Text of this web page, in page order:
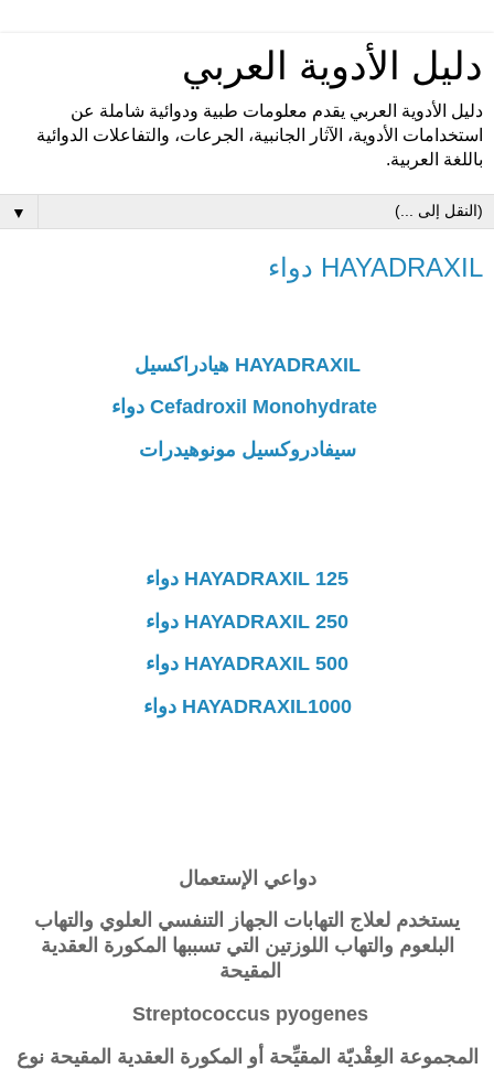
دليل الأدوية العربي
دليل الأدوية العربي يقدم معلومات طبية ودوائية شاملة عن
استخدامات الأدوية، الآثار الجانبية، الجرعات، والتفاعلات الدوائية
باللغة العربية.
▼
HAYADRAXIL دواء
HAYADRAXIL هيادراكسيل
Cefadroxil Monohydrate دواء
سيفادروكسيل مونوهيدرات
HAYADRAXIL 125 دواء
HAYADRAXIL 250 دواء
HAYADRAXIL 500 دواء
HAYADRAXIL1000 دواء
دواعي الإستعمال
يستخدم لعلاج التهابات الجهاز التنفسي العلوي والتهاب
البلعوم والتهاب اللوزتين التي تسببها المكورة العقدية
المقيحة
Streptococcus pyogenes
المجموعة العِقْديّة المقيِّحة أو المكورة العقدية المقيحة نوع